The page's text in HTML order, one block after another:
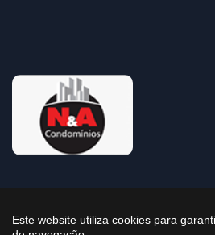
©2025 Todos os Direitos Reservados à
Este website utiliza cookies para